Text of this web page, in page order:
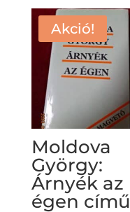
Akció!
Moldova
György:
Árnyék az
égen című